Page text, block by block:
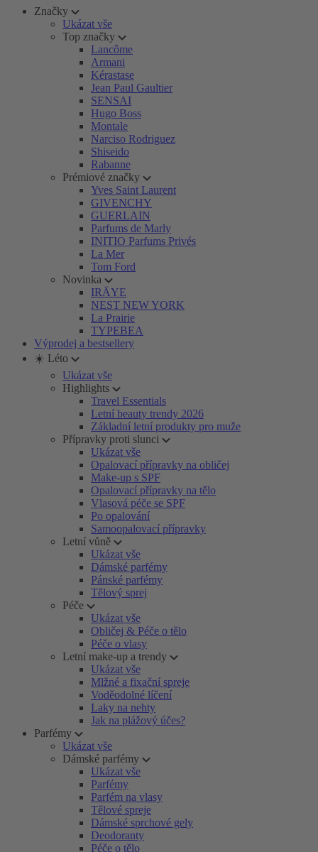
Značky
Ukázat vše
Top značky
Lancôme
Armani
Kérastase
Jean Paul Gaultier
SENSAI
Hugo Boss
Montale
Narciso Rodriguez
Shiseido
Rabanne
Prémiové značky
Yves Saint Laurent
GIVENCHY
GUERLAIN
Parfums de Marly
INITIO Parfums Privés
La Mer
Tom Ford
Novinka
IRÄYE
NEST NEW YORK
La Prairie
TYPEBEA
Výprodej a bestsellery
☀️ Léto
Ukázat vše
Highlights
Travel Essentials
Letní beauty trendy 2026
Základní letní produkty pro muže
Přípravky proti slunci
Ukázat vše
Opalovací přípravky na obličej
Make-up s SPF
Opalovací přípravky na tělo
Vlasová péče se SPF
Po opalování
Samoopalovací přípravky
Letní vůně
Ukázat vše
Dámské parfémy
Pánské parfémy
Tělový sprej
Péče
Ukázat vše
Obličej & Péče o tělo
Péče o vlasy
Letní make-up a trendy
Ukázat vše
Mlžné a fixační spreje
Voděodolné líčení
Laky na nehty
Jak na plážový účes?
Parfémy
Ukázat vše
Dámské parfémy
Ukázat vše
Parfémy
Parfém na vlasy
Tělové spreje
Dámské sprchové gely
Deodoranty
Péče o tělo